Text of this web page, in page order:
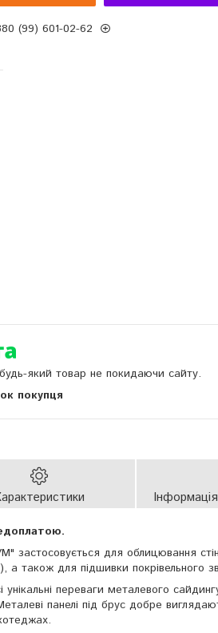
(99) 601-02-62
який товар не покидаючи сайту.
покупця
застосовується для облицювання
а також для підшивки покрівельного
переваги металевого
панелі під брус добре